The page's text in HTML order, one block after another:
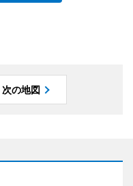
次の地図